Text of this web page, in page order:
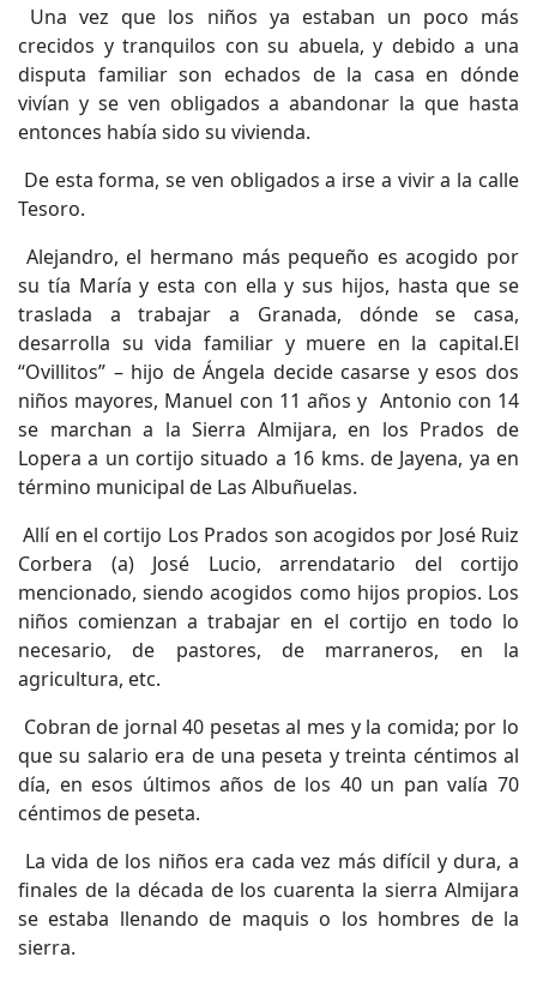
Una vez que los niños ya estaban un poco más
crecidos y tranquilos con su abuela, y debido a una
disputa familiar son echados de la casa en dónde
vivían y se ven obligados a abandonar la que hasta
entonces había sido su vivienda.
De esta forma, se ven obligados a irse a vivir a la calle
Tesoro.
Alejandro, el hermano más pequeño es acogido por
su tía María y esta con ella y sus hijos, hasta que se
traslada a trabajar a Granada, dónde se casa,
desarrolla su vida familiar y muere en la capital.El
“Ovillitos” – hijo de Ángela decide casarse y esos dos
niños mayores, Manuel con 11 años y Antonio con 14
se marchan a la Sierra Almijara, en los Prados de
Lopera a un cortijo situado a 16 kms. de Jayena, ya en
término municipal de Las Albuñuelas.
Allí en el cortijo Los Prados son acogidos por José Ruiz
Corbera (a) José Lucio, arrendatario del cortijo
mencionado, siendo acogidos como hijos propios. Los
niños comienzan a trabajar en el cortijo en todo lo
necesario, de pastores, de marraneros, en la
agricultura, etc.
Cobran de jornal 40 pesetas al mes y la comida; por lo
que su salario era de una peseta y treinta céntimos al
día, en esos últimos años de los 40 un pan valía 70
céntimos de peseta.
La vida de los niños era cada vez más difícil y dura, a
finales de la década de los cuarenta la sierra Almijara
se estaba llenando de maquis o los hombres de la
sierra.